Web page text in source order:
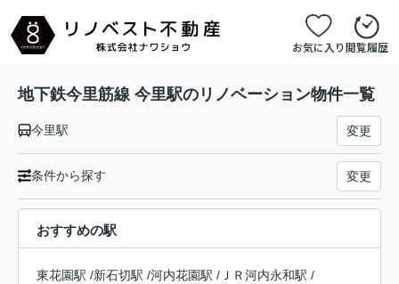
お気に入り閲覧履歴
地下鉄今里筋線 今里駅のリノベーション物件一覧
今里駅 変更
条件から探す 変更
おすすめの駅
東花園駅 /新石切駅 /河内花園駅 / ＪＲ河内永和駅 /